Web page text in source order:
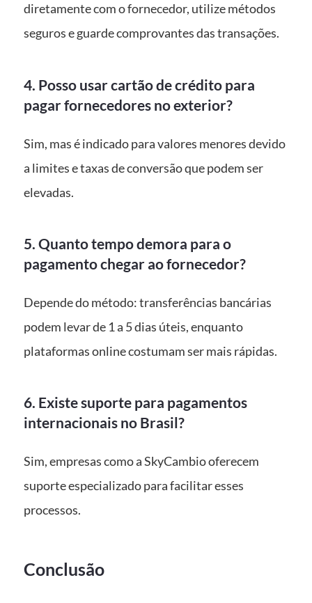
diretamente com o fornecedor, utilize métodos
seguros e guarde comprovantes das transações.
4. Posso usar cartão de crédito para
pagar fornecedores no exterior?
Sim, mas é indicado para valores menores devido
a limites e taxas de conversão que podem ser
elevadas.
5. Quanto tempo demora para o
pagamento chegar ao fornecedor?
Depende do método: transferências bancárias
podem levar de 1 a 5 dias úteis, enquanto
plataformas online costumam ser mais rápidas.
6. Existe suporte para pagamentos
internacionais no Brasil?
Sim, empresas como a SkyCambio oferecem
suporte especializado para facilitar esses
processos.
Conclusão